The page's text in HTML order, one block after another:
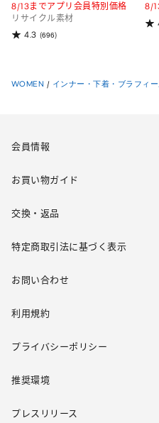
8/13までアプリ会員特別価格
リサイクル素材
4.3 (696)
8/
WOMEN / インナー・下着・ブラフィ
会員情報
お買い物ガイド
交換・返品
特定商取引法に基づく表示
お問い合わせ
利用規約
プライバシーポリシー
推奨環境
プレスリリース